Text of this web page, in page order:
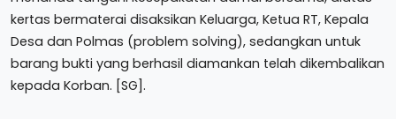
kertas bermaterai disaksikan Keluarga, Ketua RT, Kepala
Desa dan Polmas (problem solving), sedangkan untuk
barang bukti yang berhasil diamankan telah dikembalikan
kepada Korban. [SG].